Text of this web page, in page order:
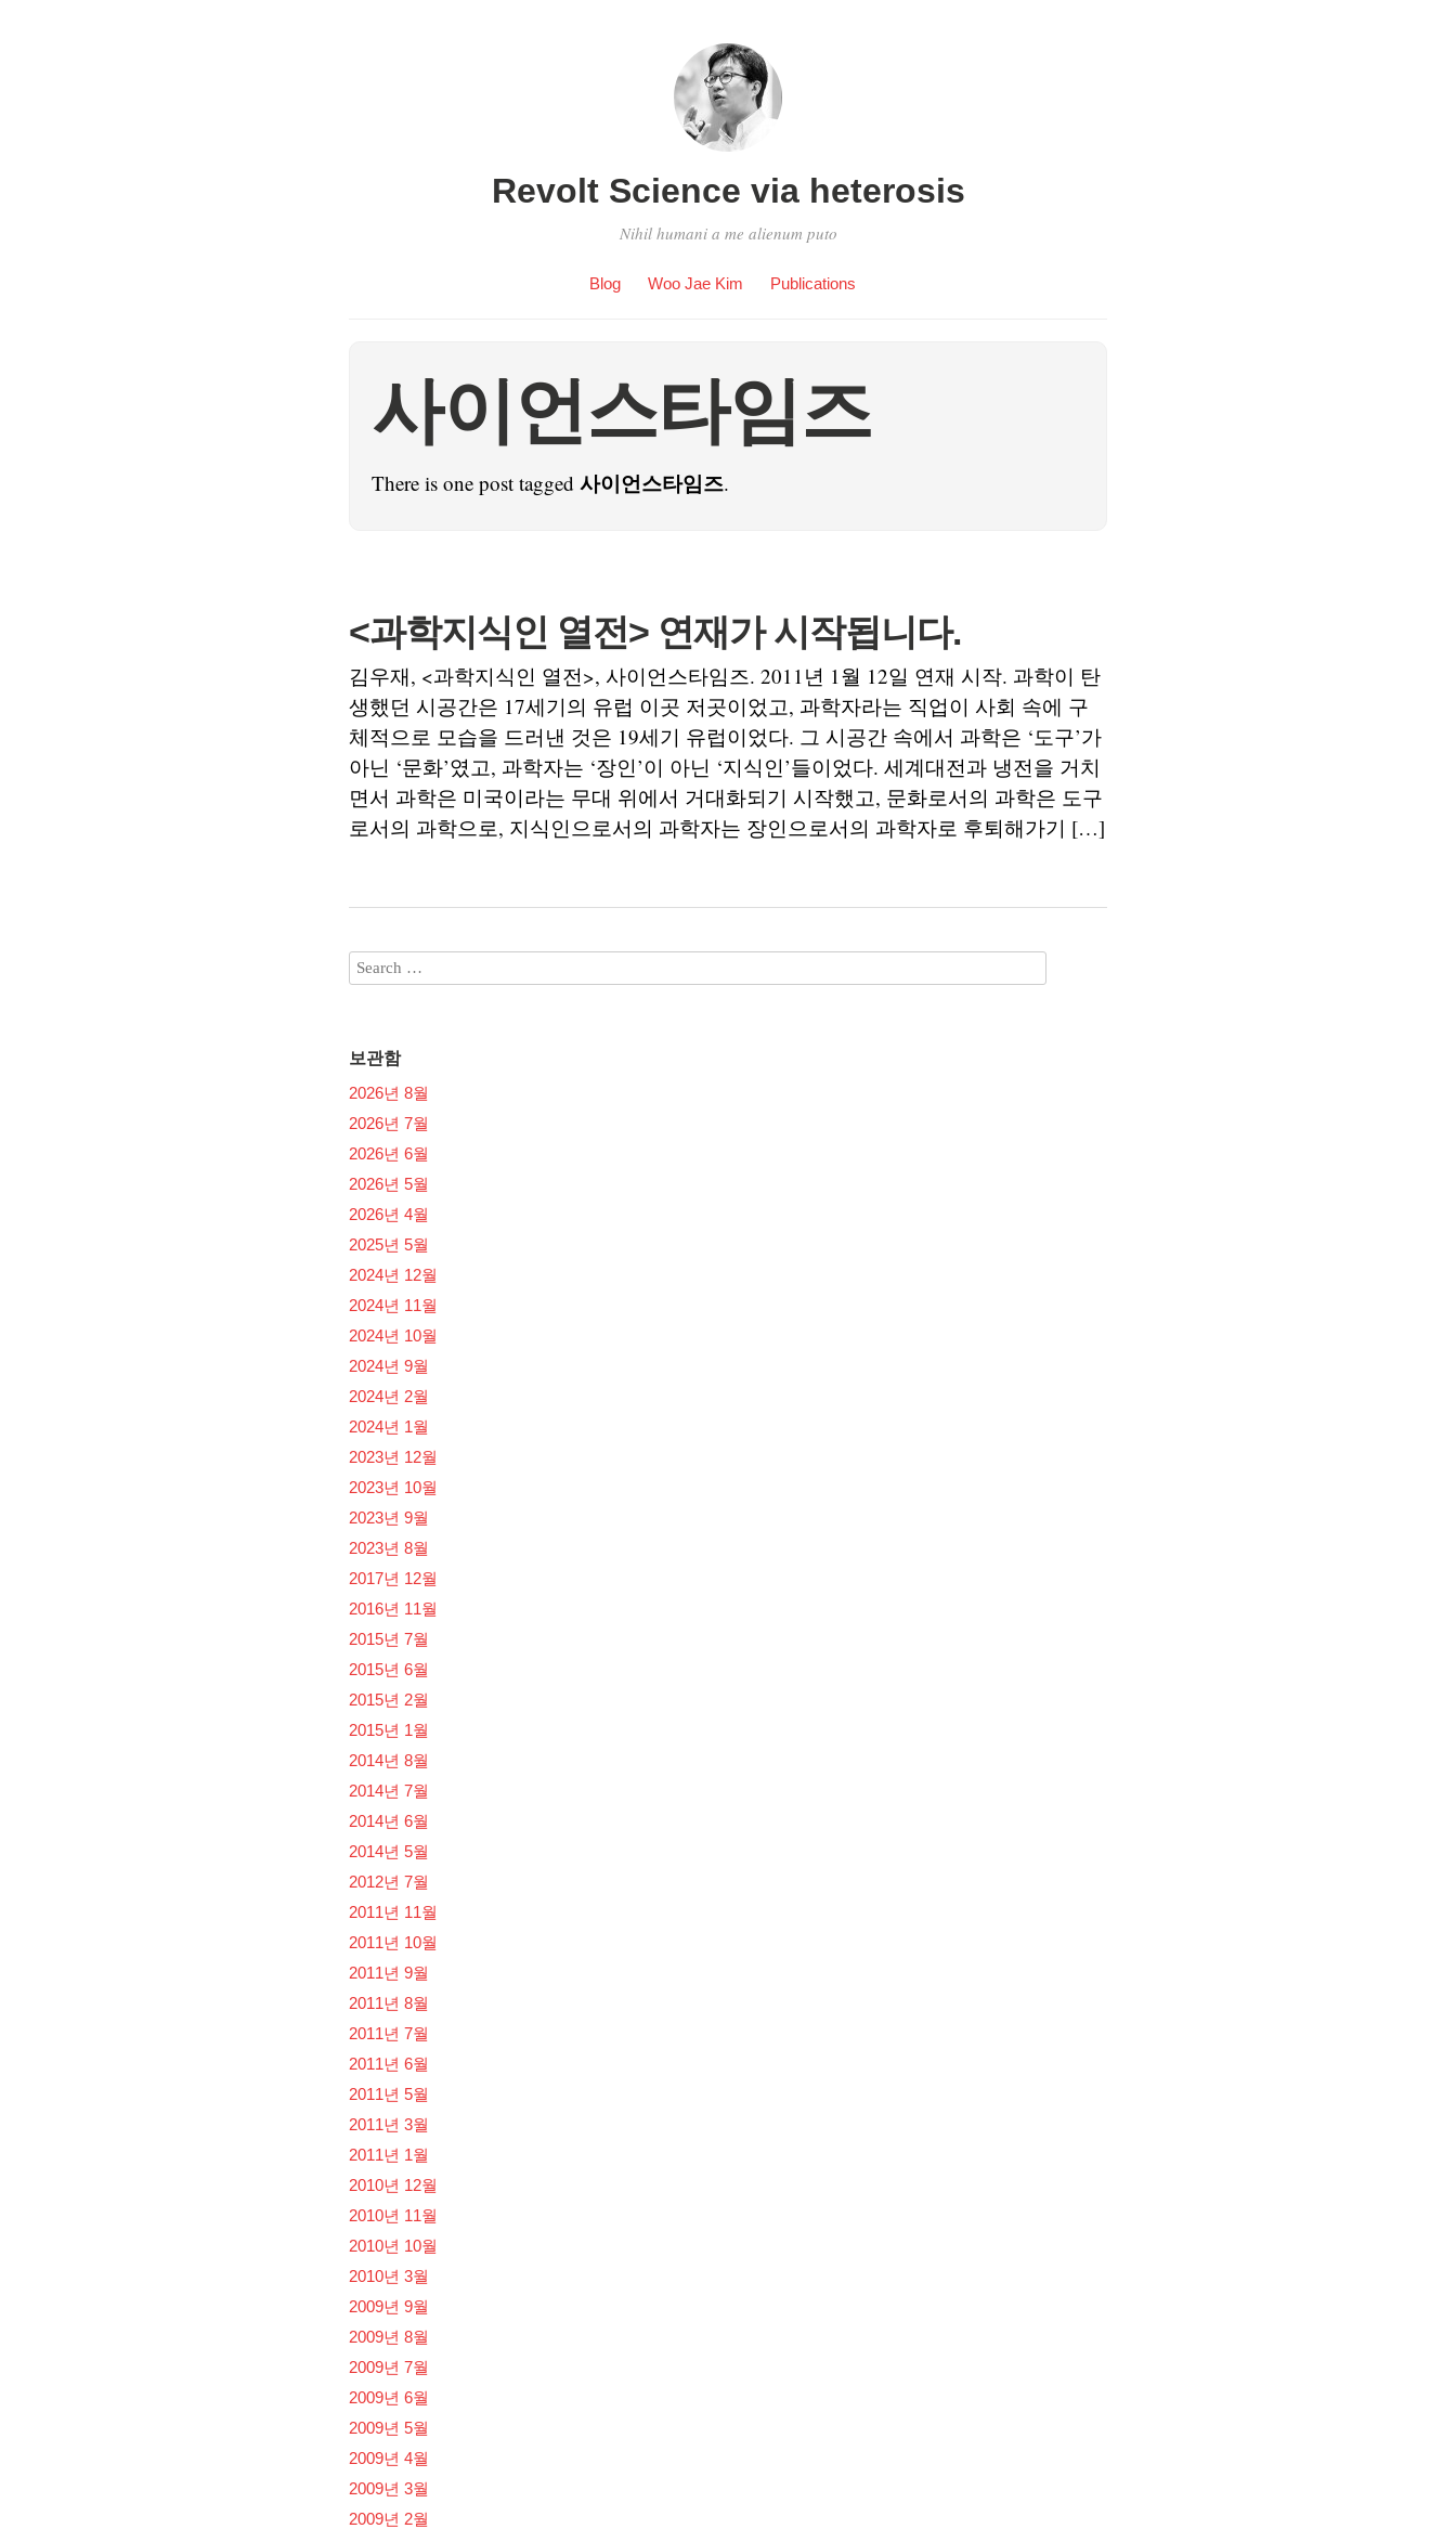
Revolt Science via heterosis
Nihil humani a me alienum puto
Blog Woo Jae Kim Publications
사이언스타임즈
There is one post tagged 사이언스타임즈.
<과학지식인 열전> 연재가 시작됩니다.
김우재, <과학지식인 열전>, 사이언스타임즈. 2011년 1월 12일 연재 시작. 과학이 탄
생했던 시공간은 17세기의 유럽 이곳 저곳이었고, 과학자라는 직업이 사회 속에 구
체적으로 모습을 드러낸 것은 19세기 유럽이었다. 그 시공간 속에서 과학은 ‘도구’가
아닌 ‘문화’였고, 과학자는 ‘장인’이 아닌 ‘지식인’들이었다. 세계대전과 냉전을 거치
면서 과학은 미국이라는 무대 위에서 거대화되기 시작했고, 문화로서의 과학은 도구
로서의 과학으로, 지식인으로서의 과학자는 장인으로서의 과학자로 후퇴해가기 […]
보관함
2026년 8월
2026년 7월
2026년 6월
2026년 5월
2026년 4월
2025년 5월
2024년 12월
2024년 11월
2024년 10월
2024년 9월
2024년 2월
2024년 1월
2023년 12월
2023년 10월
2023년 9월
2023년 8월
2017년 12월
2016년 11월
2015년 7월
2015년 6월
2015년 2월
2015년 1월
2014년 8월
2014년 7월
2014년 6월
2014년 5월
2012년 7월
2011년 11월
2011년 10월
2011년 9월
2011년 8월
2011년 7월
2011년 6월
2011년 5월
2011년 3월
2011년 1월
2010년 12월
2010년 11월
2010년 10월
2010년 3월
2009년 9월
2009년 8월
2009년 7월
2009년 6월
2009년 5월
2009년 4월
2009년 3월
2009년 2월